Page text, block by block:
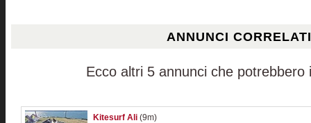
ANNUNCI
Ecco altri 5 annunci che potrebbero
Kitesurf Ali (9m)